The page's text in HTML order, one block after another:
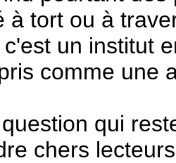
à tort ou à
un institut
comme une
qui
chers